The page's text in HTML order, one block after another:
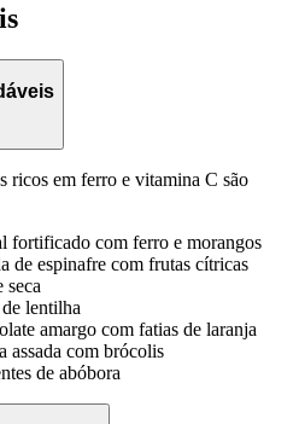
ricos em ferro e vitamina C são
fortificado com ferro e morangos
de espinafre com frutas cítricas
seca
lentilha
amargo com fatias de laranja
assada com brócolis
de abóbora